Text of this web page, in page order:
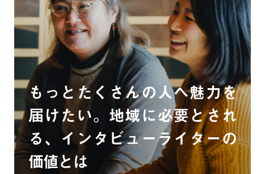
もっとたくさんの人へ魅力を
届けたい。地域に必要とされ
る、インタビューライターの
価値とは